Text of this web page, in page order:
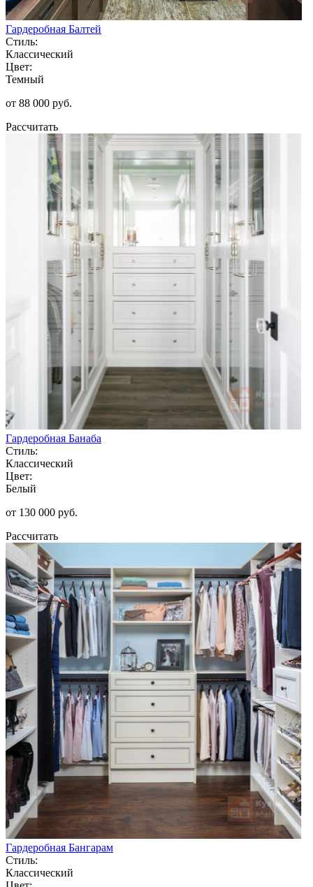
Гардеробная Балтей
Стиль:
Классический
Цвет:
Темный
от 88 000 руб.
Рассчитать
Гардеробная Банаба
Стиль:
Классический
Цвет:
Белый
от 130 000 руб.
Рассчитать
Гардеробная Бангарам
Стиль:
Классический